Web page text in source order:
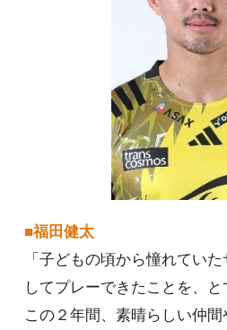
■福田健太
「子どもの頃から憧れてい
してプレーできたことを、と
この２年間、素晴らしい仲